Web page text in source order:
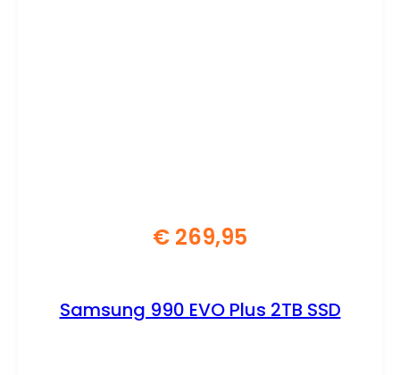
€ 269,95
Samsung 990 EVO Plus 2TB SSD